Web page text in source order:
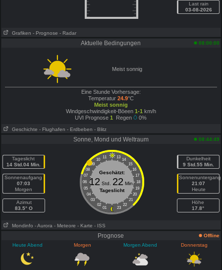
Last rain
03-08-2026
Grafiken - Prognose - Radar
Aktuelle Bedingungen 08:00:00
Meist sonnig
Eine Stunde Vorhersage:
Temperatur 24.9°C
Meist sonnig
Windgeschwindigkeit-Böeen 1-1 km/h
UVI Prognose1 Regen 0%
Geschichte - Flughafen - Erdbeben - Blitz
Sonne, Mond und Weltraum 08:44:49
Tageslicht
14 Std.04 Min.
Sonnenaufgang
07:03
Morgen
Azimut
83.5° O
11 13
10
14
09
15
08
16
07
17
06
18
05
19
04
20
03
21
02
22
01 23
Geschätzt:
12 Std. 22 Min.
Tageslicht
Dunkelheit
9 Std.55 Min.
Sonnenuntergang
21:07
Heute
Höhe
17.8°
Mondinfo - Aurora - Meteore - Karte - ISS
Prognose
Offline
Heute Abend
Morgen Morgen Abend Donnerstag